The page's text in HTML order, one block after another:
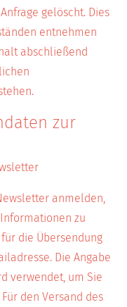
gelöscht. Dies
entnehmen
abschließend
zur
anmelden,
zu
die Übersendung
Die Angabe
verwendet, um Sie
den Versand des